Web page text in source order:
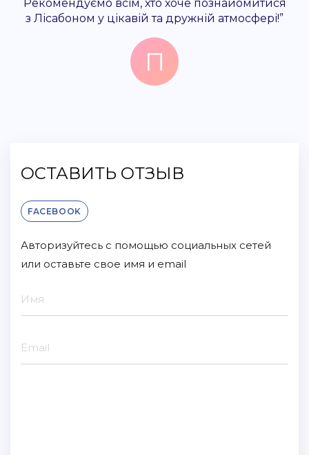
Рекомендуємо всім, хто хоче познайомитися
з Лісабоном у цікавій та дружній атмосфері!”
П
ОСТАВИТЬ ОТЗЫВ
FACEBOOK
Авторизуйтесь с помощью социальных сетей
или оставьте свое имя и email